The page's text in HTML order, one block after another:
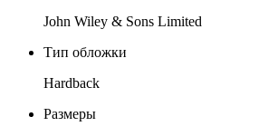
John Wiley & Sons Limited
Тип обложки
Hardback
Размеры